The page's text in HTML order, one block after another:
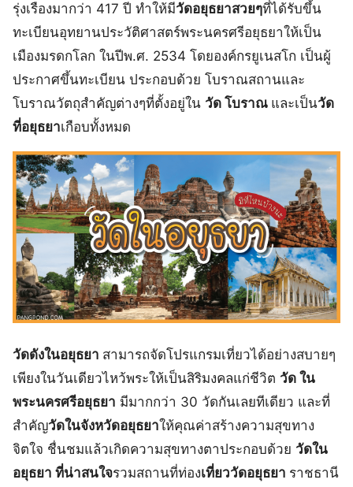
รุ่งเรืองมากว่า 417 ปี ทำให้มีวัดอยุธยาสวยๆที่ได้รับขึ้น
ทะเบียนอุทยานประวัติศาสตร์พระนครศรีอยุธยาให้เป็น
เมืองมรดกโลก ในปีพ.ศ. 2534 โดยองค์กรยูเนสโก เป็นผู้
ประกาศขึ้นทะเบียน ประกอบด้วย โบราณสถานและ
โบราณวัตถุสำคัญต่างๆที่ตั้งอยู่ใน วัด โบราณ และเป็นวัด
ที่อยุธยาเกือบทั้งหมด
วัดดังในอยุธยา สามารถจัดโปรแกรมเที่ยวได้อย่างสบายๆ
เพียงในวันเดียวไหว้พระให้เป็นสิริมงคลแก่ชีวิต วัด ใน
พระนครศรีอยุธยา มีมากกว่า 30 วัดกันเลยทีเดียว และที่
สำคัญวัดในจังหวัดอยุธยาให้คุณค่าสร้างความสุขทาง
จิตใจ ชื่นชมแล้วเกิดความสุขทางตาประกอบด้วย วัดใน
อยุธยา ที่น่าสนใจรวมสถานที่ท่องเที่ยววัดอยุธยา ราชธานี